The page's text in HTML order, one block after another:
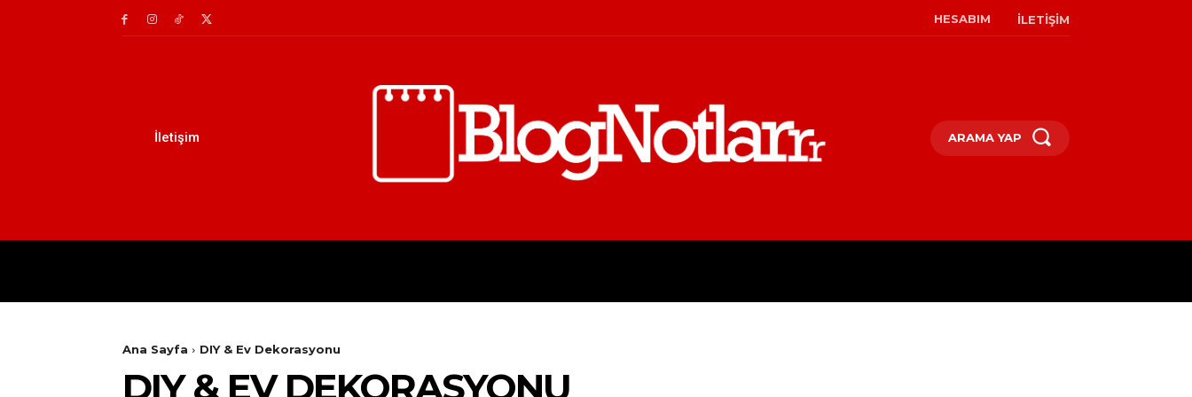
HESABIM İLETIŞIM
İletişim ARAMA YAP
Ana Sayfa DIY & Ev Dekorasyonu
DIY & EV DEKORASYONU